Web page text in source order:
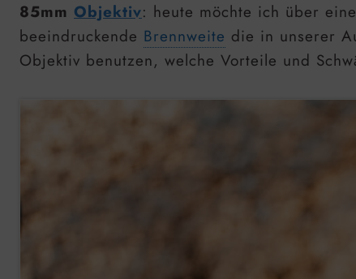
85mm Objektiv: heute möchte ich über
beeindruckende Brennweite die in unserer
Objektiv benutzen, welche Vorteile und